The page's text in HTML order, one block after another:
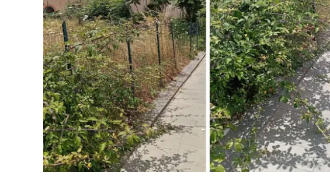
lacitymag.it